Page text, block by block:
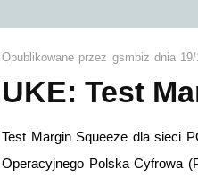
Opublikowane przez gsmbiz dnia
UKE: Test
Test Margin Squeeze dla sieci
Operacyjnego Polska Cyfrowa